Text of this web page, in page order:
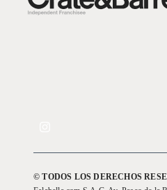
© TODOS LOS DERECHOS